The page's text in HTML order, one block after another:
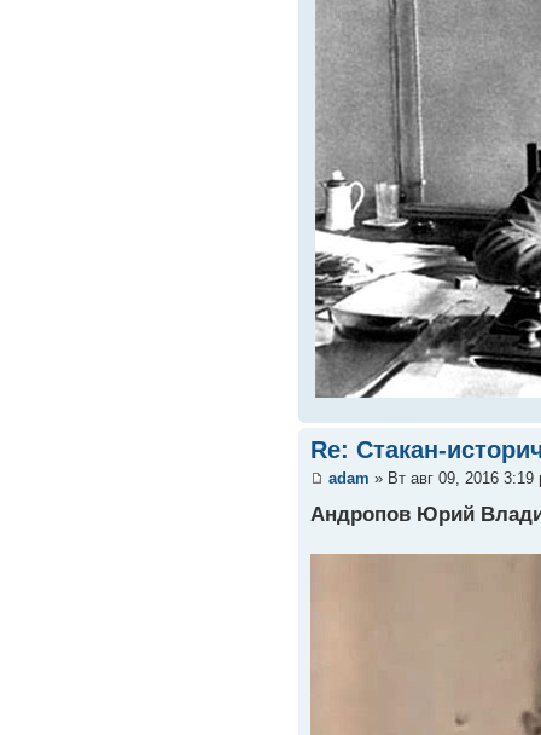
Re: Стакан-
adam » Вт авг 09, 2016 3:19
Андропов Юрий